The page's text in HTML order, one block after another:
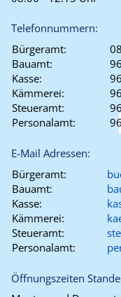
Telefonnummern:
Bürgeramt:
Bauamt:
Kasse:
Kämmerei:
Steueramt:
Personalamt:
E-Mail Adressen:
Bürgeramt:
Bauamt:
Kasse:
Kämmerei:
Steueramt:
Personalamt:
Öffnungszeiten